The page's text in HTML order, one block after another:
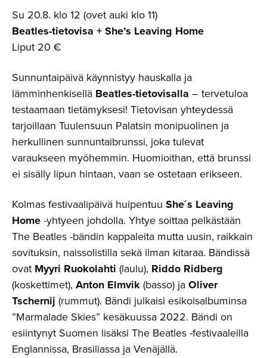
Su 20.8. klo 12 (ovet auki klo 11)
Beatles-tietovisa + She’s Leaving Home
Liput 20 €
Sunnuntaipäivä käynnistyy hauskalla ja
lämminhenkisellä Beatles-tietovisalla – tervetuloa
testaamaan tietämyksesi! Tietovisan yhteydessä
tarjoillaan Tuulensuun Palatsin monipuolinen ja
herkullinen sunnuntaibrunssi, joka tulevat
varaukseen myöhemmin. Huomioithan, että brunssi
ei sisälly lipun hintaan, vaan se ostetaan erikseen.
Kolmas festivaalipäivä huipentuu She´s Leaving
Home-yhtyeen johdolla. Yhtye soittaa pelkästään
The Beatles -bändin kappaleita mutta uusin, raikkain
sovituksin, naissolistilla sekä ilman kitaraa. Bändissä
ovat Myyri Ruokolahti (laulu), Riddo Ridberg
(koskettimet), Anton Elmvik(basso) jaOliver
Tschernij (rummut). Bändi julkaisi esikoisalbuminsa
”Marmalade Skies” kesäkuussa 2022. Bändi on
esiintynyt Suomen lisäksi The Beatles -festivaaleilla
Englannissa, Brasiliassa ja Venäjällä.